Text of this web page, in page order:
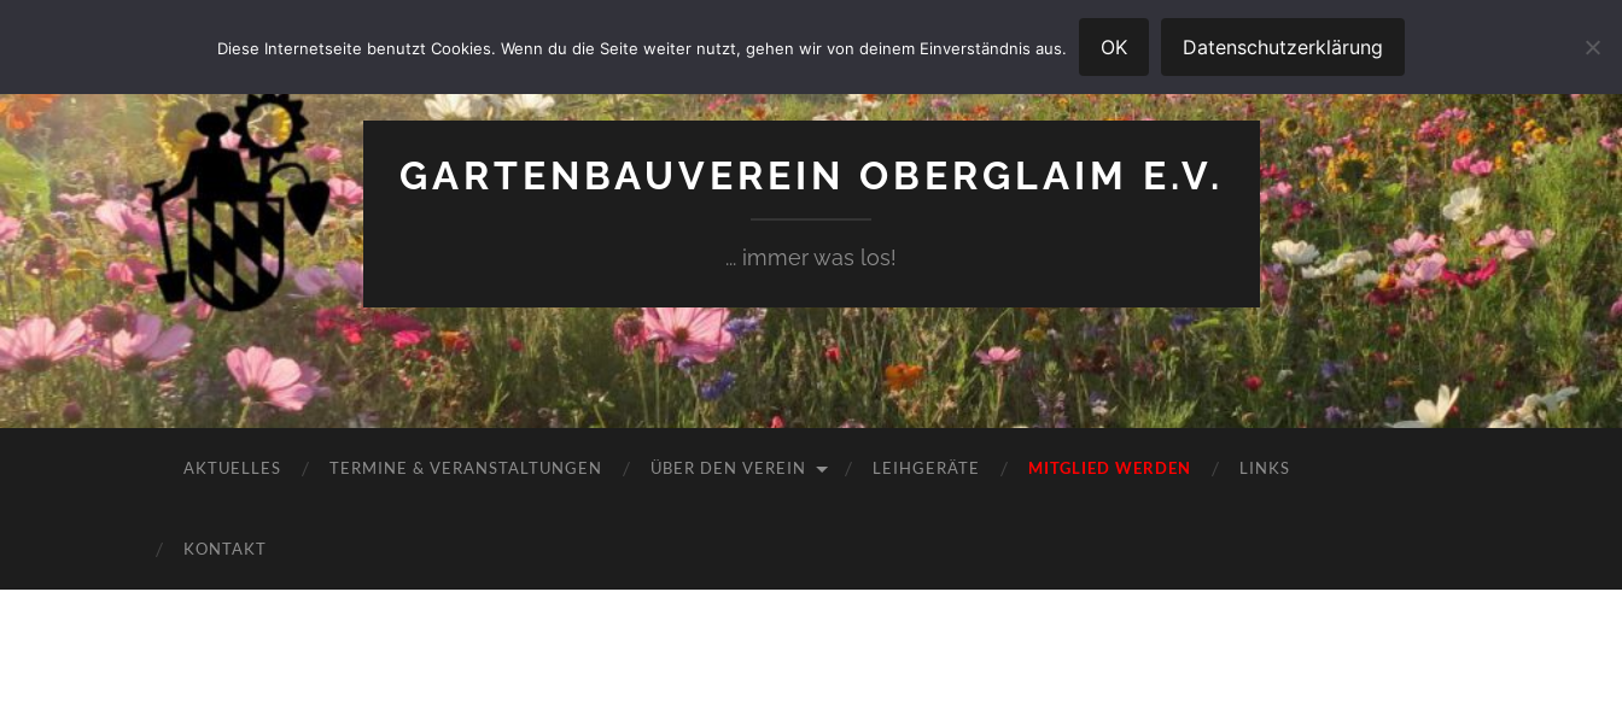
GARTENBAUVEREIN OBERGLAIM E.V.
... immer was los!
AKTUELLES TERMINE & VERANSTALTUNGEN ÜBER DEN VEREIN LEIHGERÄTE MITGLIED WERDEN LINKS
KONTAKT
Diese Internetseite benutzt Cookies. Wenn du die Seite weiter nutzt, gehen wir von deinem Einverständnis aus. OK Datenschutzerklärung